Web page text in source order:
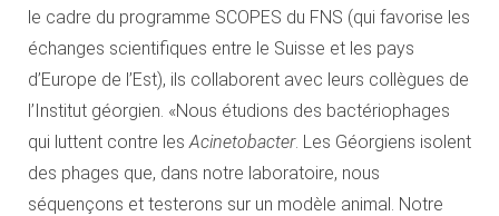
le cadre du programme SCOPES du FNS (qui favorise les
échanges scientifiques entre le Suisse et les pays
d’Europe de l’Est), ils collaborent avec leurs collègues de
l’Institut géorgien. «Nous étudions des bactériophages
qui luttent contre les Acinetobacter. Les Géorgiens isolent
des phages que, dans notre laboratoire, nous
séquençons et testerons sur un modèle animal. Notre